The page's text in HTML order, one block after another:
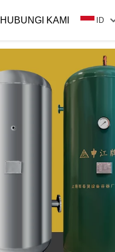
HUBUNGI KAMI ID